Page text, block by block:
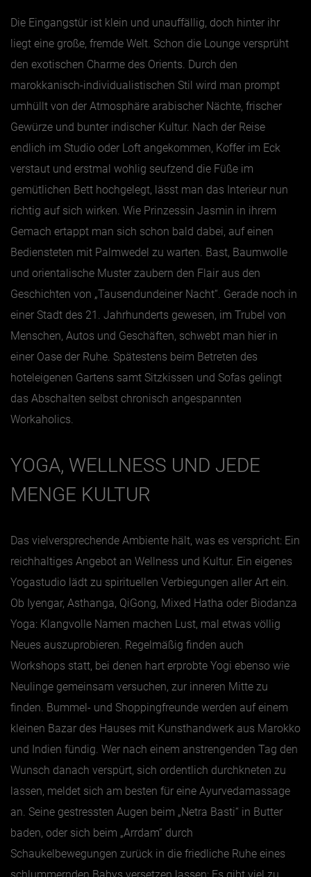
März
April
Mai
August
September
Oktober
November
Dezember
Die Eingangstür ist klein und unauffällig, doch hinter ihr
liegt eine große, fremde Welt. Schon die Lounge versprüht
den exotischen Charme des Orients. Durch den
marokkanisch-individualistischen Stil wird man prompt
umhüllt von der Atmosphäre arabischer Nächte, frischer
Gewürze und bunter indischer Kultur. Nach der Reise
endlich im Studio oder Loft angekommen, Koffer im Eck
verstaut und erstmal wohlig seufzend die Füße im
gemütlichen Bett hochgelegt, lässt man das Interieur nun
richtig auf sich wirken. Wie Prinzessin Jasmin in ihrem
Gemach ertappt man sich schon bald dabei, auf einen
Bediensteten mit Palmwedel zu warten. Bast, Baumwolle
und orientalische Muster zaubern den Flair aus den
Geschichten von „Tausendundeiner Nacht“. Gerade noch in
einer Stadt des 21. Jahrhunderts gewesen, im Trubel von
Menschen, Autos und Geschäften, schwebt man hier in
einer Oase der Ruhe. Spätestens beim Betreten des
hoteleigenen Gartens samt Sitzkissen und Sofas gelingt
das Abschalten selbst chronisch angespannten
Workaholics.
YOGA, WELLNESS UND JEDE
MENGE KULTUR
Das vielversprechende Ambiente hält, was es verspricht: Ein
reichhaltiges Angebot an Wellness und Kultur. Ein eigenes
Yogastudio lädt zu spirituellen Verbiegungen aller Art ein.
Ob Iyengar, Asthanga, QiGong, Mixed Hatha oder Biodanza
Yoga: Klangvolle Namen machen Lust, mal etwas völlig
Neues auszuprobieren. Regelmäßig finden auch
Workshops statt, bei denen hart erprobte Yogi ebenso wie
Neulinge gemeinsam versuchen, zur inneren Mitte zu
finden. Bummel- und Shoppingfreunde werden auf einem
kleinen Bazar des Hauses mit Kunsthandwerk aus Marokko
und Indien fündig. Wer nach einem anstrengenden Tag den
Wunsch danach verspürt, sich ordentlich durchkneten zu
lassen, meldet sich am besten für eine Ayurvedamassage
an. Seine gestressten Augen beim „Netra Basti“ in Butter
baden, oder sich beim „Arrdam“ durch
Schaukelbewegungen zurück in die friedliche Ruhe eines
schlummernden Babys versetzen lassen: Es gibt viel zu